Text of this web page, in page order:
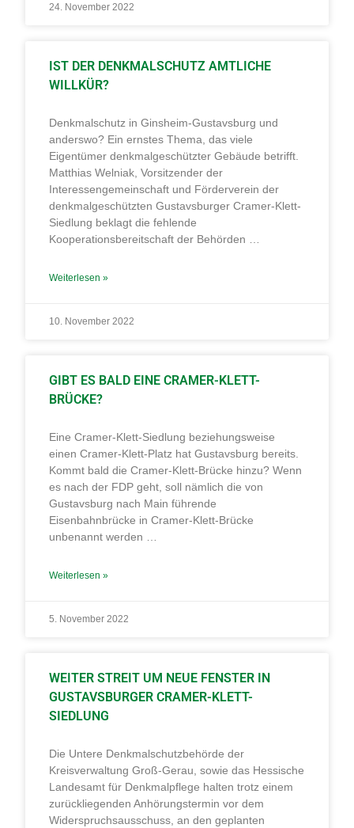
24. November 2022
IST DER DENKMALSCHUTZ AMTLICHE
WILLKÜR?
Denkmalschutz in Ginsheim-Gustavsburg und
anderswo? Ein ernstes Thema, das viele
Eigentümer denkmalgeschützter Gebäude betrifft.
Matthias Welniak, Vorsitzender der
Interessengemeinschaft und Förderverein der
denkmalgeschützten Gustavsburger Cramer-Klett-
Siedlung beklagt die fehlende
Kooperationsbereitschaft der Behörden …
Weiterlesen »
10. November 2022
GIBT ES BALD EINE CRAMER-KLETT-
BRÜCKE?
Eine Cramer-Klett-Siedlung beziehungsweise
einen Cramer-Klett-Platz hat Gustavsburg bereits.
Kommt bald die Cramer-Klett-Brücke hinzu? Wenn
es nach der FDP geht, soll nämlich die von
Gustavsburg nach Main führende
Eisenbahnbrücke in Cramer-Klett-Brücke
unbenannt werden …
Weiterlesen »
5. November 2022
WEITER STREIT UM NEUE FENSTER IN
GUSTAVSBURGER CRAMER-KLETT-
SIEDLUNG
Die Untere Denkmalschutzbehörde der
Kreisverwaltung Groß-Gerau, sowie das Hessische
Landesamt für Denkmalpflege halten trotz einem
zurückliegenden Anhörungstermin vor dem
Widerspruchsausschuss, an den geplanten